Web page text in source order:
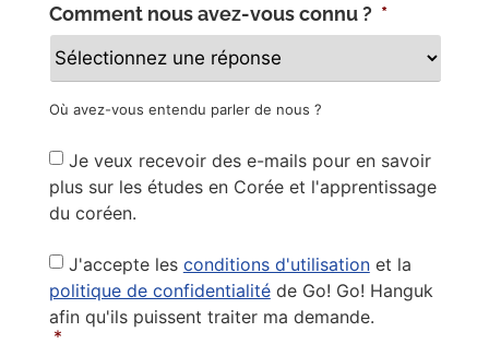
Comment nous avez-vous connu ? *
Où avez-vous entendu parler de nous ?
Newsletter
Je veux recevoir des e-mails pour en savoir
plus sur les études en Corée et l'apprentissage
du coréen.
Privacy
Policy
*
J'accepte les conditions d'utilisationet la
politique de confidentialitéde Go! Go! Hanguk
afin qu'ils puissent traiter ma demande.
*